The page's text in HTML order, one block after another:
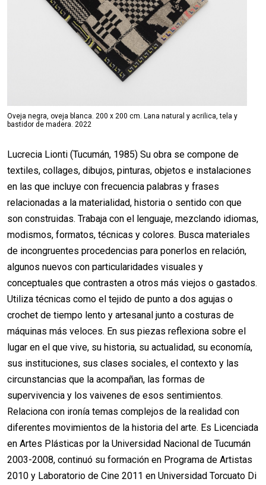
Oveja negra, oveja blanca. 200 x 200 cm. Lana natural y acrilica, tela y
bastidor de madera. 2022
Lucrecia Lionti (Tucumán, 1985) Su obra se compone de
textiles, collages, dibujos, pinturas, objetos e instalaciones
en las que incluye con frecuencia palabras y frases
relacionadas a la materialidad, historia o sentido con que
son construidas. Trabaja con el lenguaje, mezclando idiomas,
modismos, formatos, técnicas y colores. Busca materiales
de incongruentes procedencias para ponerlos en relación,
algunos nuevos con particularidades visuales y
conceptuales que contrasten a otros más viejos o gastados.
Utiliza técnicas como el tejido de punto a dos agujas o
crochet de tiempo lento y artesanal junto a costuras de
máquinas más veloces. En sus piezas reflexiona sobre el
lugar en el que vive, su historia, su actualidad, su economía,
sus instituciones, sus clases sociales, el contexto y las
circunstancias que la acompañan, las formas de
supervivencia y los vaivenes de esos sentimientos.
Relaciona con ironía temas complejos de la realidad con
diferentes movimientos de la historia del arte. Es Licenciada
en Artes Plásticas por la Universidad Nacional de Tucumán
2003-2008, continuó su formación en Programa de Artistas
2010 y Laboratorio de Cine 2011 en Universidad Torcuato Di